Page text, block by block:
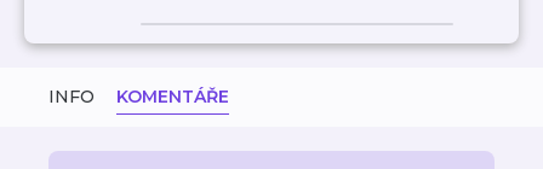
INFO KOMENTÁŘE